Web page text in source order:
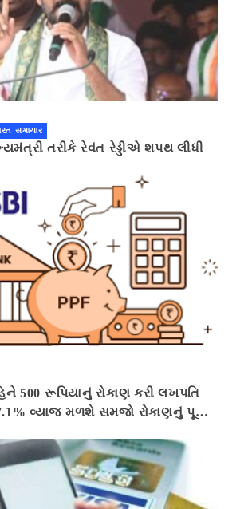
સમાચાર
તરીકે રેવંત રેડ્ડીએ શપથ લીધી
500 રૂપિયાનું રોકાણ કરી લખપતિ
વ્યાજ મળશે સમજો રોકાણનું પૂરું